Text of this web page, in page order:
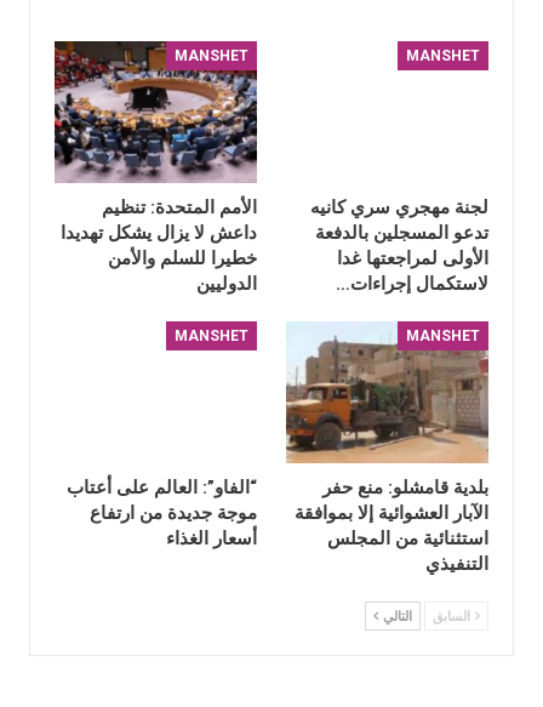
MANSHET
لجنة مهجري سري كانيه
تدعو المسجلين بالدفعة
الأولى لمراجعتها غدا
لاستكمال إجراءات…
MANSHET
الأمم المتحدة: تنظيم
داعش لا يزال يشكل تهديدا
خطيرا للسلم والأمن
الدوليين
MANSHET
بلدية قامشلو: منع حفر
الآبار العشوائية إلا بموافقة
استثنائية من المجلس
التنفيذي
MANSHET
“الفاو”: العالم على أعتاب
موجة جديدة من ارتفاع
أسعار الغذاء
السابق التالي